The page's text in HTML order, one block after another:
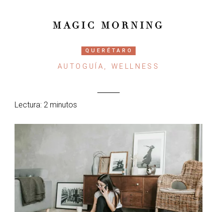
MAGIC MORNING
QUERÉTARO
AUTOGUÍA, WELLNESS
Lectura: 2 minutos